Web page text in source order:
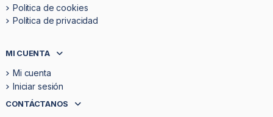
Politica de cookies
Política de privacidad
MI CUENTA
Mi cuenta
Iniciar sesión
CONTÁCTANOS